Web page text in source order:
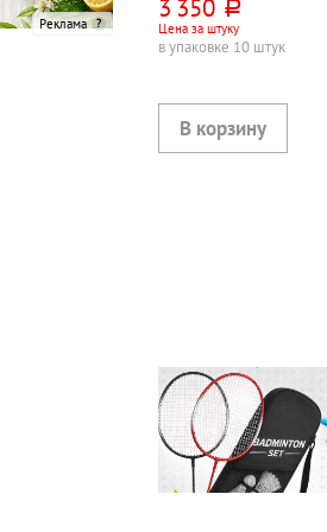
Реклама
3 350 руб.
Цена за штуку
в упаковке 10 штук